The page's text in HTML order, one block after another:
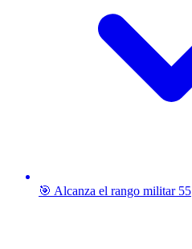
🎯 Alcanza el rango militar 55